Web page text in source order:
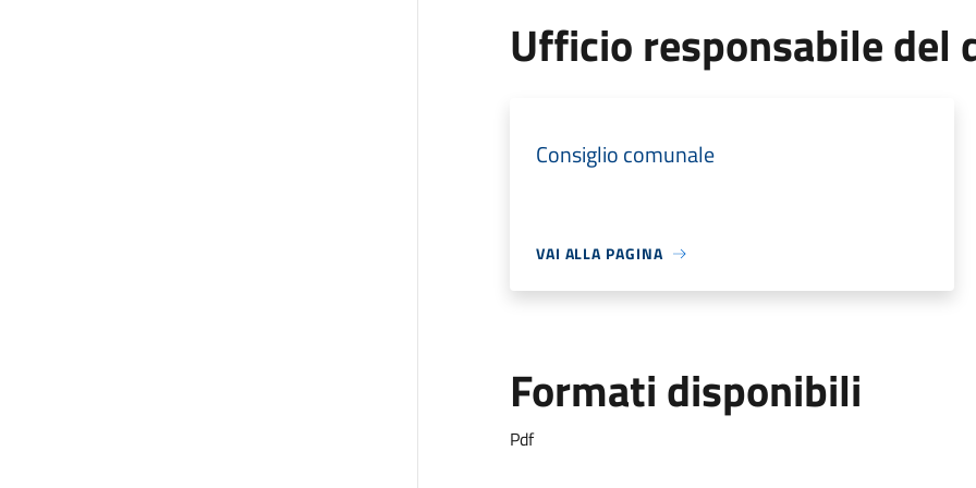
Ufficio responsabile del
Consiglio comunale
VAI ALLA PAGINA
Formati disponibili
Pdf